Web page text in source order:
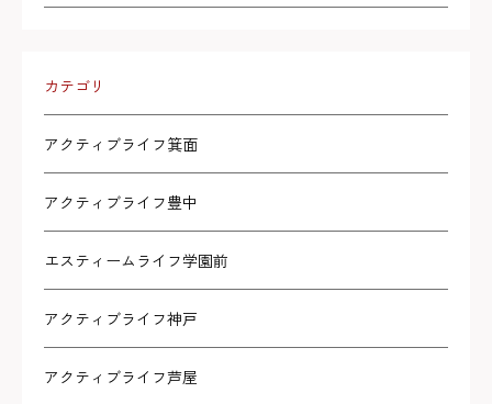
カテゴリ
アクティブライフ箕面
アクティブライフ豊中
エスティームライフ学園前
アクティブライフ神戸
アクティブライフ芦屋